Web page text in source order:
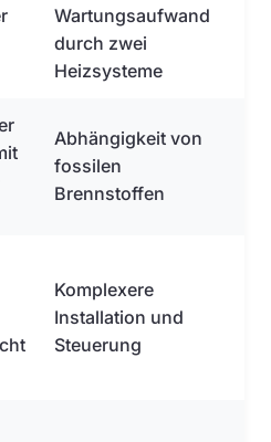
Wartungsaufwand
durch zwei
Heizsysteme
Abhängigkeit von
fossilen
Brennstoffen
Komplexere
Installation und
Steuerung